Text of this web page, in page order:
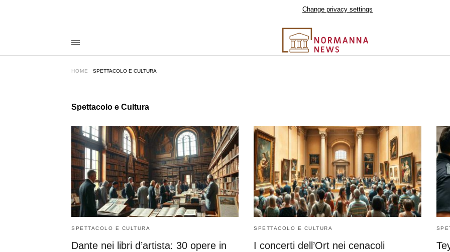
Change privacy settings
HOME SPETTACOLO E CULTURA
Spettacolo e Cultura
SPETTACOLO E CULTURA
Dante nei libri d’artista: 30 opere in
SPETTACOLO E CULTURA
I concerti dell’Ort nei cenacoli